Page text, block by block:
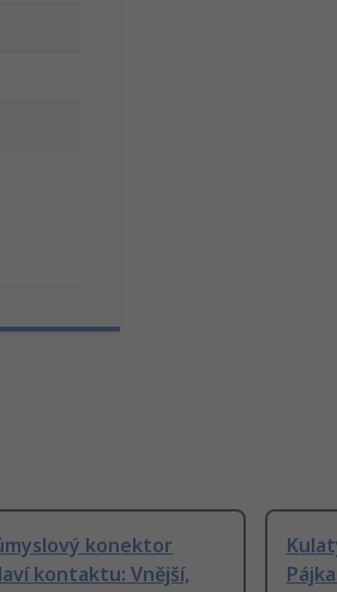
konektor
kontaktu: Vnější,